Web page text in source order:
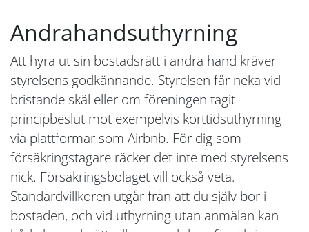
Andrahandsuthyrning
Att hyra ut sin bostadsrätt i andra hand kräver
styrelsens godkännande. Styrelsen får neka vid
bristande skäl eller om föreningen tagit
principbeslut mot exempelvis korttidsuthyrning
via plattformar som Airbnb. För dig som
försäkringstagare räcker det inte med styrelsens
nick. Försäkringsbolaget vill också veta.
Standardvillkoren utgår från att du själv bor i
bostaden, och vid uthyrning utan anmälan kan